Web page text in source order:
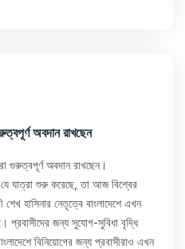
অবদান রাখছেন
গুরুত্বপূর্ণ অবদান রাখছেন।
যে যাত্রা শুরু করেছে, তা আজ বিশ্বের
হাসিনার নেতৃত্বে বাংলাদেশে এখন
প্রবাসীদের জন্য সুযোগ-সুবিধা বৃদ্ধি
বিনিয়োগের জন্য প্রবাসীরাও এখন